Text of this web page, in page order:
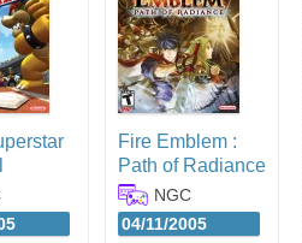
Fire Emblem :
Path of Radiance
NGC
04/11/2005